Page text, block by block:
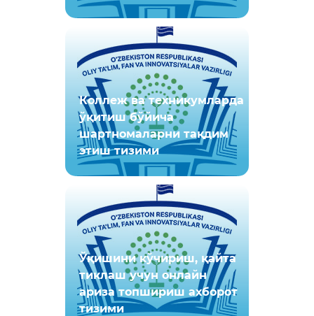
Коллеж ва техникумларда
ўқитиш бўйича
шартномаларни тақдим
этиш тизими
Ўқишини кўчириш, қайта
тиклаш учун онлайн
ариза топшириш ахборот
тизими